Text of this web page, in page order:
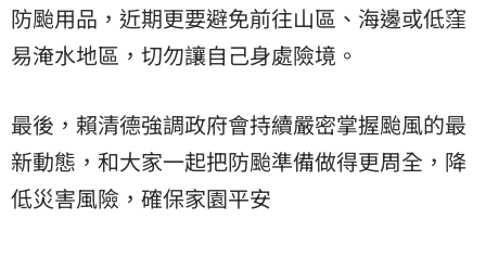
防颱用品，近期更要避免前往山區、海邊或低窪
易淹水地區，切勿讓自己身處險境。
最後，賴清德強調政府會持續嚴密掌握颱風的最
新動態，和大家一起把防颱準備做得更周全，降
低災害風險，確保家園平安